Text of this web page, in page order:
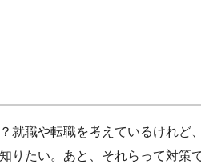
就職や転職を考えているけれど
りたい。あと、それらって対策